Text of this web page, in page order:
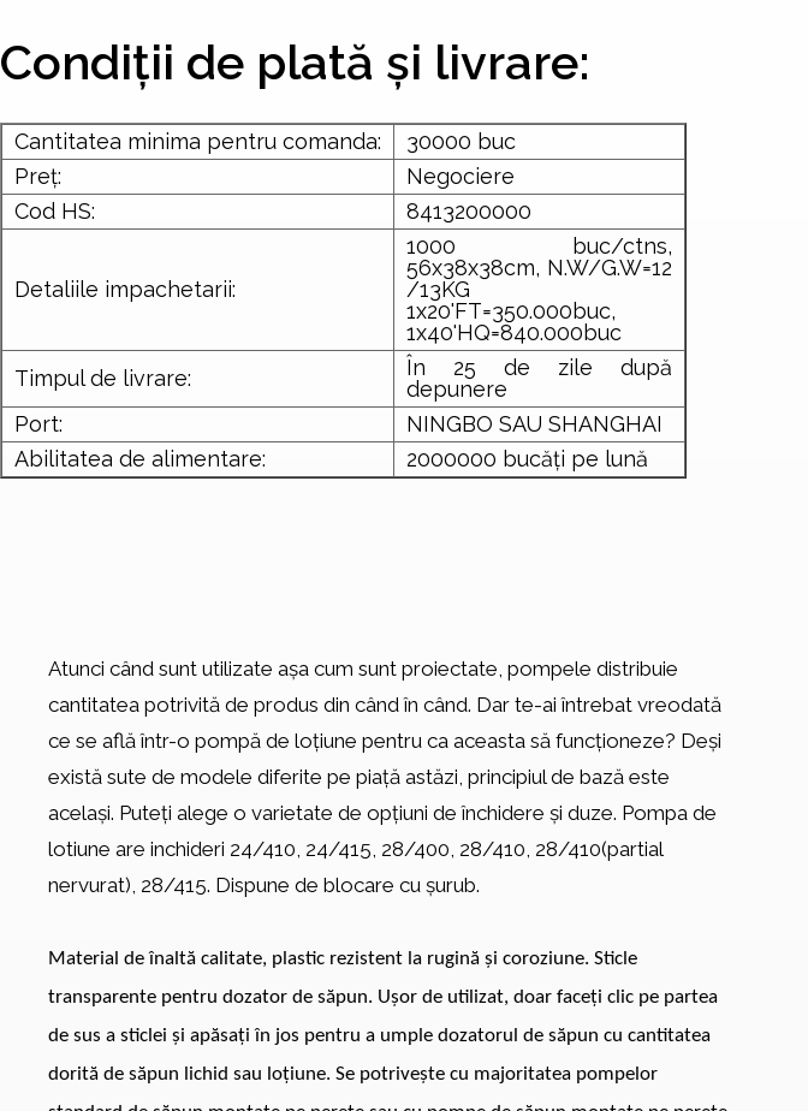
Condiții de plată și livrare:
Cantitatea minima pentru comanda:
30000 buc
Preț:
Negociere
Cod HS:
8413200000
Detaliile impachetarii:
1000 buc/ctns,
56x38x38cm, N.W/G.W=12
/13KG
1x20'FT=350.000buc,
1x40'HQ=840.000buc
Timpul de livrare:
În 25 de zile după
depunere
Port:
NINGBO SAU SHANGHAI
Abilitatea de alimentare:
2000000 bucăți pe lună
Atunci când sunt utilizate așa cum sunt proiectate, pompele distribuie
cantitatea potrivită de produs din când în când. Dar te-ai întrebat vreodată
ce se află într-o pompă de loțiune pentru ca aceasta să funcționeze? Deși
există sute de modele diferite pe piață astăzi, principiul de bază este
același. Puteți alege o varietate de opțiuni de închidere și duze. Pompa de
lotiune are inchideri 24/410, 24/415, 28/400, 28/410, 28/410(partial
nervurat), 28/415. Dispune de blocare cu șurub.
Material de înaltă calitate, plastic rezistent la rugină și coroziune. Sticle
transparente pentru dozator de săpun. Ușor de utilizat, doar faceți clic pe partea
de sus a sticlei și apăsați în jos pentru a umple dozatorul de săpun cu cantitatea
dorită de săpun lichid sau loțiune. Se potrivește cu majoritatea pompelor